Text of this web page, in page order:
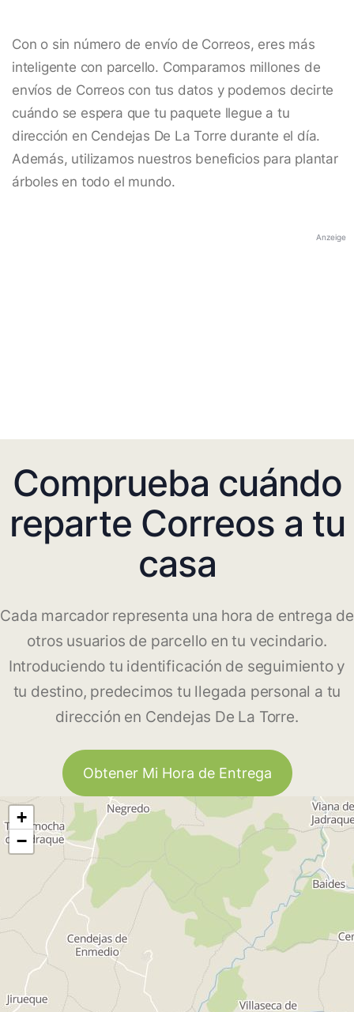
Con o sin número de envío de Correos, eres más
inteligente con parcello. Comparamos millones de
envíos de Correos con tus datos y podemos decirte
cuándo se espera que tu paquete llegue a tu
dirección en Cendejas De La Torre durante el día.
Además, utilizamos nuestros beneficios para plantar
árboles en todo el mundo.
Anzeige
Comprueba cuándo
reparte Correos a tu
casa
Cada marcador representa una hora de entrega de
otros usuarios de parcello en tu vecindario.
Introduciendo tu identificación de seguimiento y
tu destino, predecimos tu llegada personal a tu
dirección en Cendejas De La Torre.
Obtener Mi Hora de Entrega
+
−